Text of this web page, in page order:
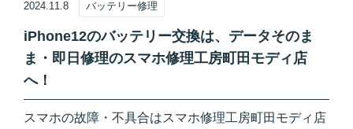
2024.11.8 バッテリー修理
iPhone12のバッテリー交換は、データそのま
ま・即日修理のスマホ修理工房町田モディ店
へ！
スマホの故障・不具合はスマホ修理工房町田モディ店